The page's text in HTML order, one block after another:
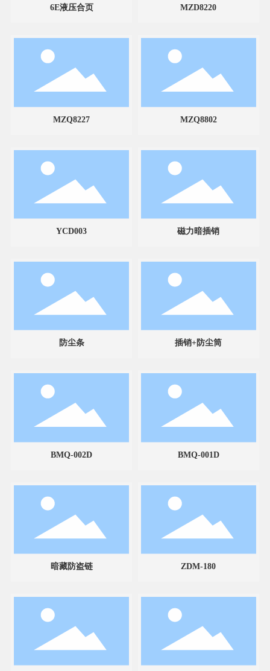
6E液压合页 MZD8220
MZQ8227 MZQ8802
YCD003 磁力暗插销
防尘条 插销+防尘筒
BMQ-002D BMQ-001D
暗藏防盗链 ZDM-180